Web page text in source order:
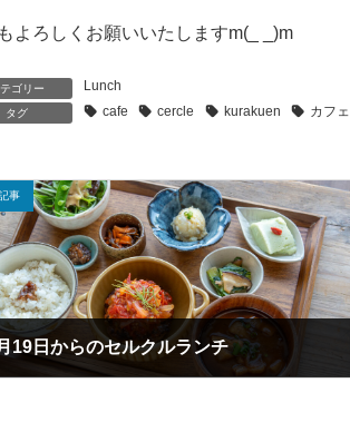
よろしくお願いいたしますm(_ _)m
ゴリー Lunch
タグ cafe cercle kurakuen カフェ
事
19日からのセルクルランチ